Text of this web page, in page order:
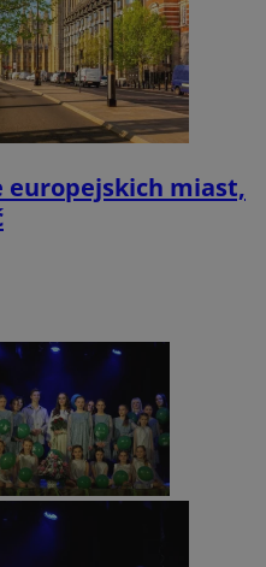
europejskich miast,